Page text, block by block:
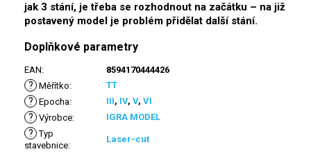
jak 3 stání, je třeba se rozhodnout na začátku – na již
postavený model je problém přidělat další stání.
Doplňkové parametry
EAN: 8594170444426
? Měřítko: TT
? Epocha: III, IV, V, VI
? Výrobce: IGRA MODEL
? Typ
stavebnice:
Laser-cut